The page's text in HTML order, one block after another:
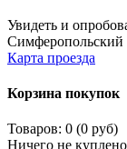
Увидеть и
Симферопольский
Карта проезда
Корзина покупок
Товаров: 0 (0 руб)
Ничего не